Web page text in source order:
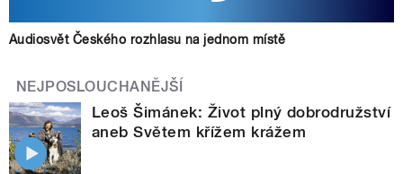
Audiosvět Českého rozhlasu na jednom místě
NEJPOSLOUCHANĚJŠÍ
Leoš Šimánek: Život plný dobrodružství
aneb Světem křížem krážem